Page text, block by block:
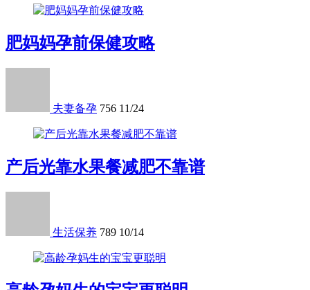
肥妈妈孕前保健攻略
夫妻备孕 756 11/24
产后光靠水果餐减肥不靠谱
生活保养 789 10/14